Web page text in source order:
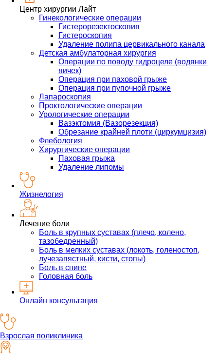
Центр хирургии Лайт
Гинекологические операции
Гистерорезектоскопия
Гистероскопия
Удаление полипа цервикального канала
Детская амбулаторная хирургия
Операции по поводу гидроцеле (водянки
яичек)
Операция при паховой грыже
Операция при пупочной грыже
Лапароскопия
Проктологические операции
Урологические операции
Вазэктомия (Вазорезекция)
Обрезание крайней плоти (циркумцизия)
Флебология
Хирургические операции
Паховая грыжа
Удаление липомы
Жизнелогия
Лечение боли
Боль в крупных суставах (плечо, колено,
тазобедренный)
Боль в мелких суставах (локоть, голеностоп,
лучезапястный, кисти, стопы)
Боль в спине
Головная боль
Онлайн консультация
Взрослая поликлиника